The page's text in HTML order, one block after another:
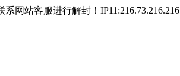
网站客服进行解封！IP11:216.73.216.216